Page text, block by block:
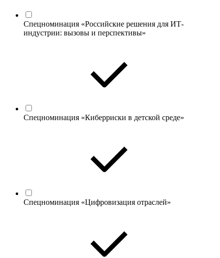
Спецноминация «Российские решения для ИТ-
индустрии: вызовы и перспективы»
Спецноминация «Киберриски в детской среде»
Спецноминация «Цифровизация отраслей»